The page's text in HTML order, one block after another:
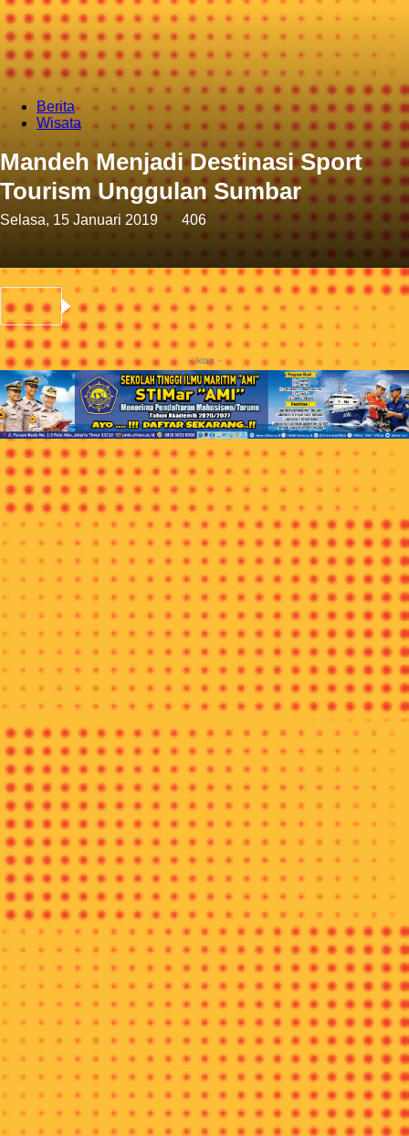
Berita
Wisata
Mandeh Menjadi Destinasi Sport
Tourism Unggulan Sumbar
Selasa, 15 Januari 2019 406
- iklan -
JAKARTA, ITN– KAWASAN wisata Mandeh, Kabupaten
Pesisir Selatan, Sumatera Barat (Sumbar) menjadi destinasi
wisata sport tourism unggulan Sumatera Barat (Sumbar).
“Sumbar sudah lama memiliki event lomba balap sepeda
internasional Tour de Singkarak (TdS) yang melintasi hampir
ke seluruh kota dan kabupaten. Kini Sumbar memiliki Mandeh
sebagai destinasi sport tourism yang akan mengawali dengan
event lomba lari Mandeh BRI Mandeh Run 2019,” ujar Menteri
Pariwisata (Menpar) Arief Yahya pada acara press conference
di Gedung Sapta Pesona Jakarta, Kemenpar, Senin (14/1/19).
Menpar mengapresiasi penyelenggaraan BRI Mandeh Run
2019 dalam rangka mempromosikan Mandeh yang ditetapkan
sebagai Kawasan Ekonomi Khusus (KEK) dengan
mengandalkan wisata bahari sebagai atraksi unggulannya.
“BRI Mandeh Run 2019 sangat efektif untuk mempromosikan
pariwisata Mandeh,” kata Arief Yahya seraya mengatakan,
dalam lomba lari yang akan diikuti 2.000 peserta, 100 peserta
di antaranya atlet mancanegara yang juga sebagai endorser
akan memiliki media value tinggi dan menjadi ajang promosi
yang sangat efektif.
Sementara tokoh penggerak Kawasan Wisata Mandeh yang
juga Komisaris Utama Bank BRI, Andrinof A Chaniago
mengatakan, penyelenggaraan BRI Mandeh Run 2019 yang
diiniasi Bank Rakyat Indonesia (BRI) bekerjasama dengan
Karambia Runners dan BRI Runners serta didukung Kemenpar
sebagai upaya mempromosikan keindahan Mandeh.
“Penyelenggaraan event sport tourism ini untuk menguatkan
Mandeh sebagai destinasi wisata olahraga sekaligus
mengenalkan jalan baru sepanjang 43 kilometer yang baru
selesai dibangun,” kata Andrinof.